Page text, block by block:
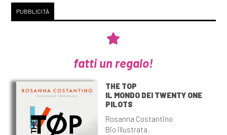
PUBBLICITÀ
fatti un regalo!
THE TOP
IL MONDO DEI TWENTY ONE
PILOTS
Rosanna Costantino
Bio illustrata